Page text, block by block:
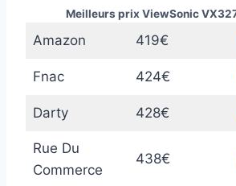
Amazon 419€
Fnac 424€
Darty 428€
Rue Du
Commerce
438€
Meilleurs prix ViewSonic